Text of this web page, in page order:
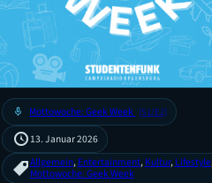
mic Mottowoche: Geek Week [S1/E2]
13. Januar 2026
Allgemein, Entertainment, Kultur, Lifestyle
Mottowoche: Geek Week